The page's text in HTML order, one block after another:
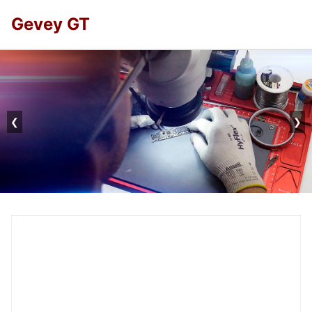
Gevey GT
❮ ❯